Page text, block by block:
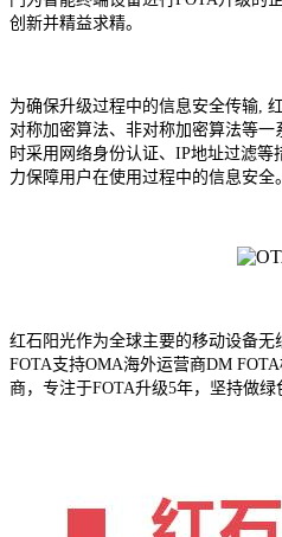
创新并精益求精。
为确保升级过程中的信息安全传输,
对称加密算法、非对称加密算法等一
时采用网络身份认证、IP地址过滤
力保障用户在使用过程中的信息安全。
红石阳光作为全球主要的移动设备无
FOTA支持OMA海外运营商DM
商，专注于FOTA升级5年，坚持做绿